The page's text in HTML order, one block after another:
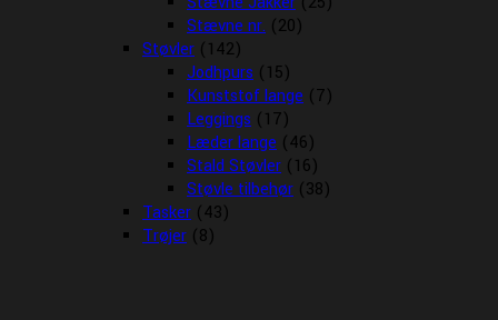
Stævne nr. (20)
Støvler (142)
Jodhpurs (15)
Kunststof lange (7)
Leggings (17)
Læder lange (46)
Stald Støvler (16)
Støvle tilbehør (38)
Tasker (43)
Trøjer (8)